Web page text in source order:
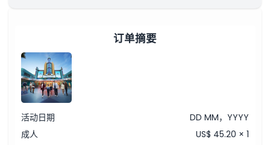
订单摘要
活动日期
DD MM，YYYY
成人
US$ 45.20 × 1